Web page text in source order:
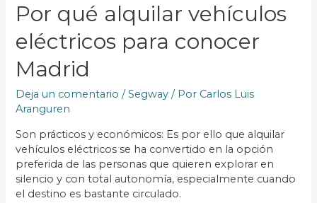
Por qué alquilar vehículos
eléctricos para conocer
Madrid
Deja un comentario /Segway / Por Carlos Luis
Aranguren
Son prácticos y económicos: Es por ello que alquilar
vehículos eléctricos se ha convertido en la opción
preferida de las personas que quieren explorar en
silencio y con total autonomía, especialmente cuando
el destino es bastante circulado.